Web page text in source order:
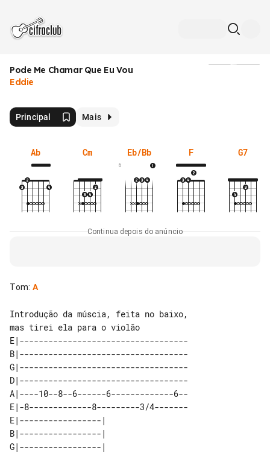
Pode Me Chamar Que Eu Vou
Eddie
Principal Mais
Ab Cm Eb/Bb
6
F G7
Continua depois do anúncio
Tom: A
Introdução da múscia, feita no baixo,
E|-----------------------------------
B|-----------------------------------
G|-----------------------------------
D|-----------------------------------
A|----10--8--6------6-------------6--
E|-8-------------8---------3/4-------
E|-----------------|
B|-----------------|
G|-----------------|